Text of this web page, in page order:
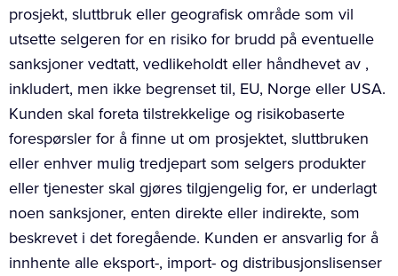
prosjekt, sluttbruk eller geografisk område som vil
utsette selgeren for en risiko for brudd på eventuelle
sanksjoner vedtatt, vedlikeholdt eller håndhevet av ,
inkludert, men ikke begrenset til, EU, Norge eller USA.
Kunden skal foreta tilstrekkelige og risikobaserte
forespørsler for å finne ut om prosjektet, sluttbruken
eller enhver mulig tredjepart som selgers produkter
eller tjenester skal gjøres tilgjengelig for, er underlagt
noen sanksjoner, enten direkte eller indirekte, som
beskrevet i det foregående. Kunden er ansvarlig for å
innhente alle eksport-, import- og distribusjonslisenser